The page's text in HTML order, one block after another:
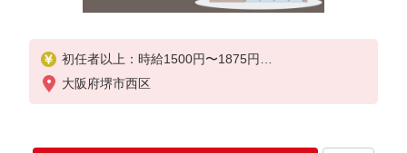
初任者以上：時給1500円〜1875円
無資格の方：時給1400円〜1750円
大阪府堺市西区